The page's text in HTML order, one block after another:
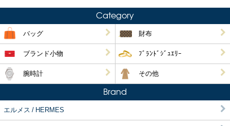
Category
バッグ 財布
ブランド小物 ﾌﾞﾗﾝﾄﾞｼﾞｭｴﾘｰ
腕時計 その他
Brand
エルメス / HERMES